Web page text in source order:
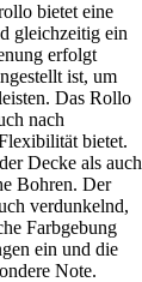
bietet eine
gleichzeitig ein
erfolgt
ist, um
Das Rollo
nach
bietet.
Decke als auch
Bohren. Der
verdunkelnd,
Farbgebung
ein und die
Note.